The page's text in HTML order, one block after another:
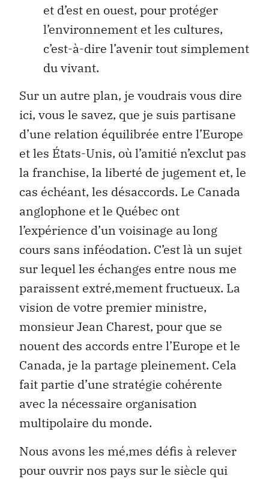
et d’est en ouest, pour protéger
l’environnement et les cultures,
c’est-à-dire l’avenir tout simplement
du vivant.
Sur un autre plan, je voudrais vous dire
ici, vous le savez, que je suis partisane
d’une relation équilibrée entre l’Europe
et les États-Unis, où l’amitié n’exclut pas
la franchise, la liberté de jugement et, le
cas échéant, les désaccords. Le Canada
anglophone et le Québec ont
l’expérience d’un voisinage au long
cours sans inféodation. C’est là un sujet
sur lequel les échanges entre nous me
paraissent extré‚mement fructueux. La
vision de votre premier ministre,
monsieur Jean Charest, pour que se
nouent des accords entre l’Europe et le
Canada, je la partage pleinement. Cela
fait partie d’une stratégie cohérente
avec la nécessaire organisation
multipolaire du monde.
Nous avons les mé‚mes défis à relever
pour ouvrir nos pays sur le siècle qui